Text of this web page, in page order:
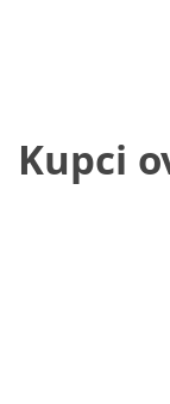
Kupci